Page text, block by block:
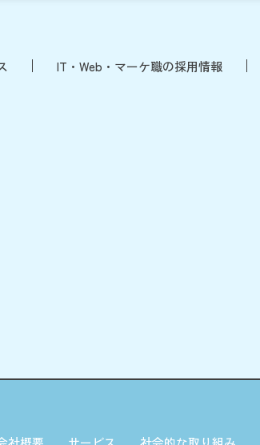
IT・Web・マーケ職の採用情報